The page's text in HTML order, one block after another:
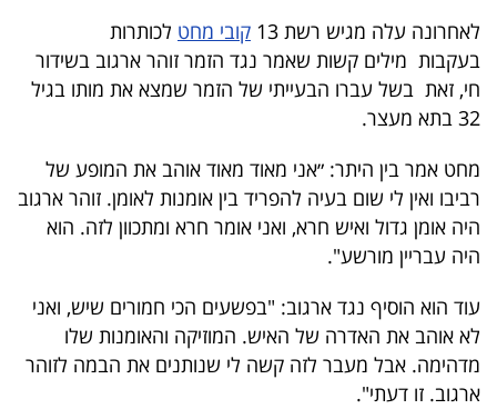
לאחרונה עלה מגיש רשת 13 קובי מחט לכותרות
בעקבות מילים קשות שאמר נגד הזמר זוהר ארגוב בשידור
חי, זאת בשל עברו הבעייתי של הזמר שמצא את מותו בגיל
32 בתא מעצר.
מחט אמר בין היתר: ״אני מאוד מאוד אוהב את המופע של
רביבו ואין לי שום בעיה להפריד בין אומנות לאומן. זוהר ארגוב
היה אומן גדול ואיש חרא, ואני אומר חרא ומתכוון לזה. הוא
היה עבריין מורשע".
עוד הוא הוסיף נגד ארגוב: "בפשעים הכי חמורים שיש, ואני
לא אוהב את האדרה של האיש. המוזיקה והאומנות שלו
מדהימה. אבל מעבר לזה קשה לי שנותנים את הבמה לזוהר
ארגוב. זו דעתי".